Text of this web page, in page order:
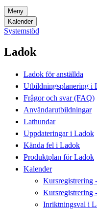
Meny
Kalender
Systemstöd
Ladok
Ladok för anställda
Utbildningsplanering i
Frågor och svar (FAQ)
Användarutbildningar
Lathundar
Uppdateringar i Ladok
Kända fel i Ladok
Produktplan för Ladok
Kalender
Kursregistrering
Kursregistrering
Inriktningsval i